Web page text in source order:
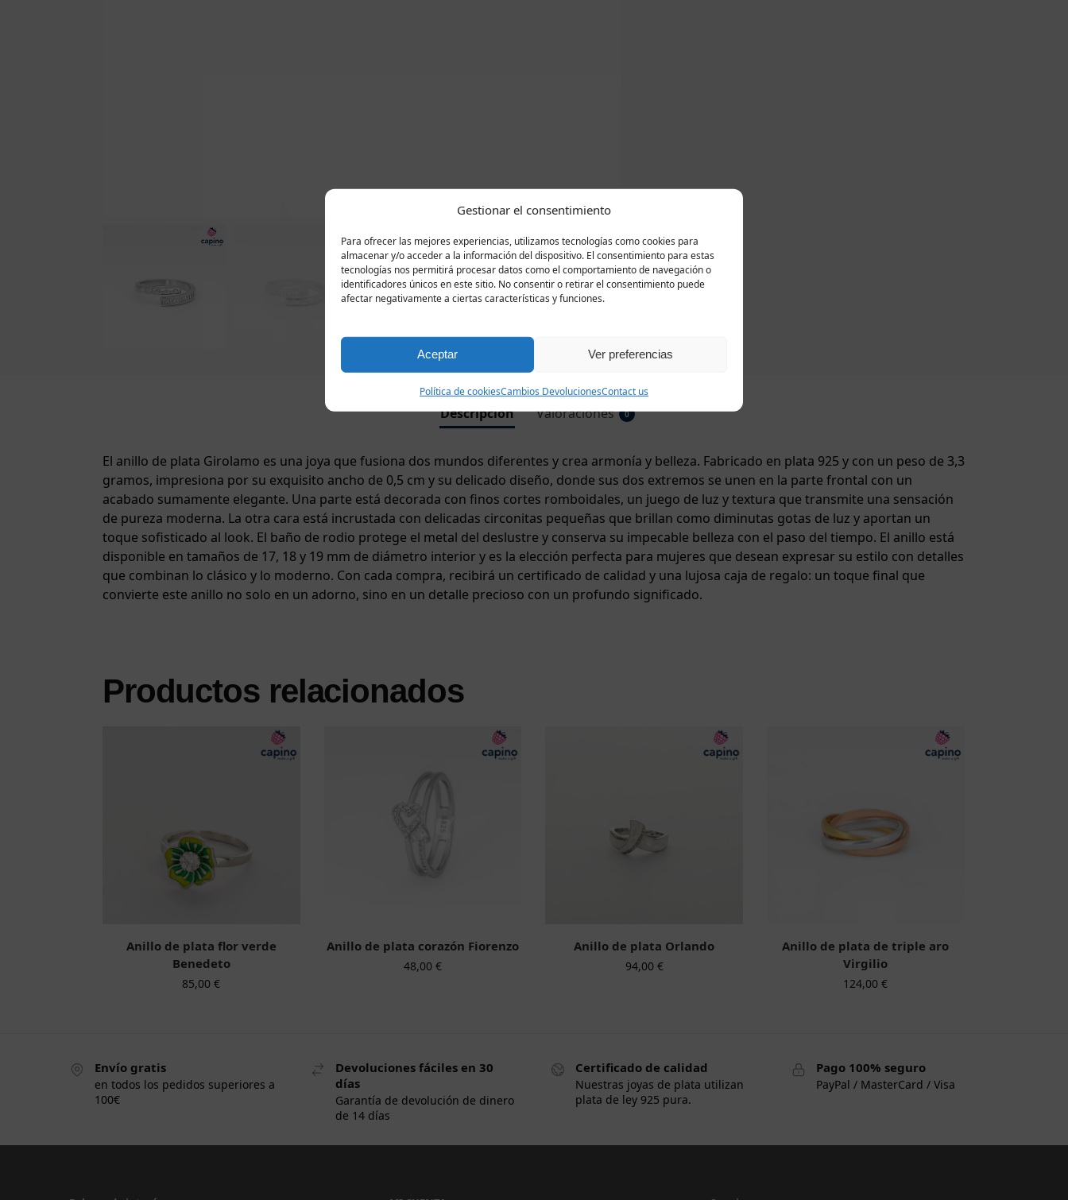
Gestionar el consentimiento
Para ofrecer las mejores experiencias, utilizamos tecnologías como cookies para
almacenar y/o acceder a la información del dispositivo. El consentimiento para estas
tecnologías nos permitirá procesar datos como el comportamiento de navegación o
identificadores únicos en este sitio. No consentir o retirar el consentimiento puede
afectar negativamente a ciertas características y funciones.
Aceptar Ver preferencias
Política de cookiesCambios DevolucionesContact us
Descripción Valoraciones 0
El anillo de plata Girolamo es una joya que fusiona dos mundos diferentes y crea armonía y belleza. Fabricado en plata 925 y con un peso de 3,3
gramos, impresiona por su exquisito ancho de 0,5 cm y su delicado diseño, donde sus dos extremos se unen en la parte frontal con un
acabado sumamente elegante. Una parte está decorada con finos cortes romboidales, un juego de luz y textura que transmite una sensación
de pureza moderna. La otra cara está incrustada con delicadas circonitas pequeñas que brillan como diminutas gotas de luz y aportan un
toque sofisticado al look. El baño de rodio protege el metal del deslustre y conserva su impecable belleza con el paso del tiempo. El anillo está
disponible en tamaños de 17, 18 y 19 mm de diámetro interior y es la elección perfecta para mujeres que desean expresar su estilo con detalles
que combinan lo clásico y lo moderno. Con cada compra, recibirá un certificado de calidad y una lujosa caja de regalo: un toque final que
convierte este anillo no solo en un adorno, sino en un detalle precioso con un profundo significado.
Productos relacionados
Anillo de plata flor verde
Benedeto
85,00€
Anillo de plata corazón Fiorenzo
48,00 €
Anillo de plata Orlando
94,00 €
Anillo de plata de triple aro
Virgilio
124,00€
Envío gratis
en todos los pedidos superiores a
100€
Devoluciones fáciles en 30
días
Garantía de devolución de dinero
de 14 días
Certificado de calidad
Nuestras joyas de plata utilizan
plata de ley 925 pura.
Pago 100% seguro
PayPal / MasterCard / Visa